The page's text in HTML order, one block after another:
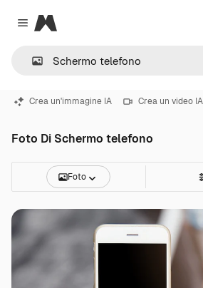
Close menu
Magnific
Crea un'immagine IA Crea un video IA
Foto Di Schermo telefono
Foto